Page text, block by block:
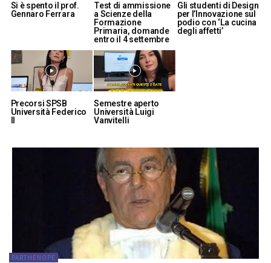
Si è spento il prof.
Gennaro Ferrara
Test di ammissione
a Scienze della
Formazione
Primaria, domande
entro il 4 settembre
Gli studenti di Design
per l’Innovazione sul
podio con ‘La cucina
degli affetti’
Precorsi SPSB
Università Federico
Semestre aperto
Università Luigi
Vanvitelli
PARTHENOPE